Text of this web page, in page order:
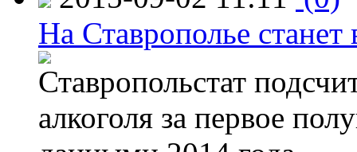
На Ставрополье
Ставропольстат
алкоголя за первое